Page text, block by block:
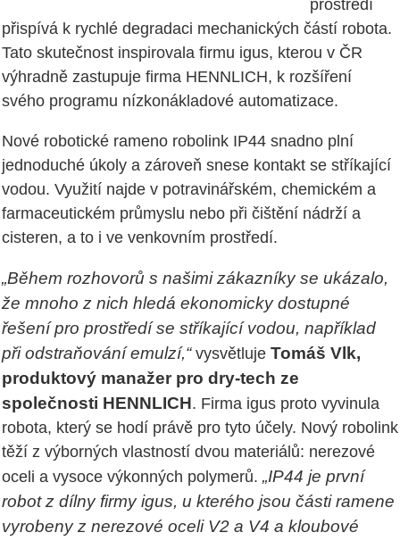
prostředí
přispívá k rychlé degradaci mechanických částí robota.
Tato skutečnost inspirovala firmu igus, kterou v ČR
výhradně zastupuje firma HENNLICH, k rozšíření
svého programu nízkonákladové automatizace.
Nové robotické rameno robolink IP44 snadno plní
jednoduché úkoly a zároveň snese kontakt se stříkající
vodou. Využití najde v potravinářském, chemickém a
farmaceutickém průmyslu nebo při čištění nádrží a
cisteren, a to i ve venkovním prostředí.
„Během rozhovorů s našimi zákazníky se ukázalo,
že mnoho z nich hledá ekonomicky dostupné
řešení pro prostředí se stříkající vodou, například
při odstraňování emulzí,“vysvětluje Tomáš Vlk,
produktový manažer pro dry-tech ze
společnosti HENNLICH. Firma igus proto vyvinula
robota, který se hodí právě pro tyto účely. Nový robolink
těží z výborných vlastností dvou materiálů: nerezové
oceli a vysoce výkonných polymerů. „IP44 je první
robot z dílny firmy igus, u kterého jsou části ramene
vyrobeny z nerezové oceli V2 a V4 a kloubové